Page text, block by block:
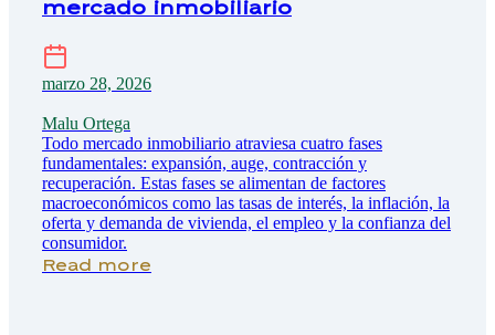
mercado inmobiliario
marzo 28, 2026
Malu Ortega
Todo mercado inmobiliario atraviesa cuatro fases
fundamentales: expansión, auge, contracción y
recuperación. Estas fases se alimentan de factores
macroeconómicos como las tasas de interés, la inflación, la
oferta y demanda de vivienda, el empleo y la confianza del
consumidor.
Read more